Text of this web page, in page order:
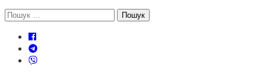
Шукати: